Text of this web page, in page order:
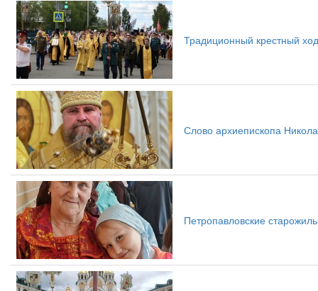
Традиционный крестный
Слово архиепископа
Петропавловские